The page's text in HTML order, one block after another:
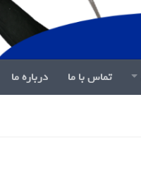
تماس با ما درباره ما